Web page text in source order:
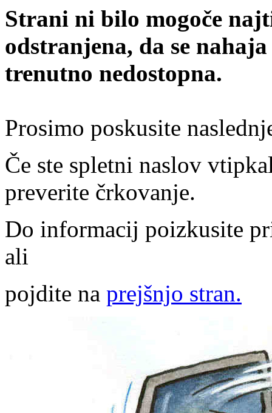
Strani ni bilo mogoče
odstranjena, da se
trenutno nedostopna.
Prosimo poskusite
Če ste spletni naslov
preverite črkovanje.
Do informacij poizkusite
ali
pojdite na prejšnjo stran.